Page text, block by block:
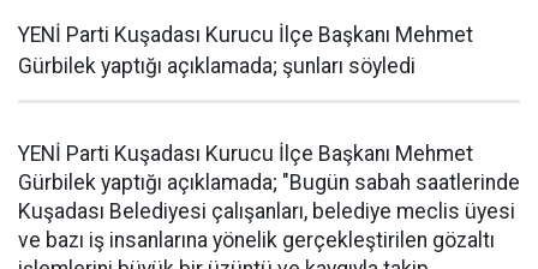
YENİ Parti Kuşadası Kurucu İlçe Başkanı Mehmet
Gürbilek yaptığı açıklamada; şunları söyledi
YENİ Parti Kuşadası Kurucu İlçe Başkanı Mehmet
Gürbilek yaptığı açıklamada; "Bugün sabah saatlerinde
Kuşadası Belediyesi çalışanları, belediye meclis üyesi
ve bazı iş insanlarına yönelik gerçekleştirilen gözaltı